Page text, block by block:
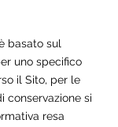
basato sul
uno specifico
il Sito, per le
conservazione si
resa